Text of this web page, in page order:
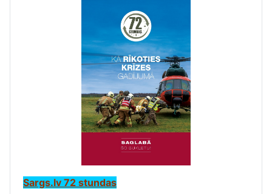
Sargs.lv 72 stundas